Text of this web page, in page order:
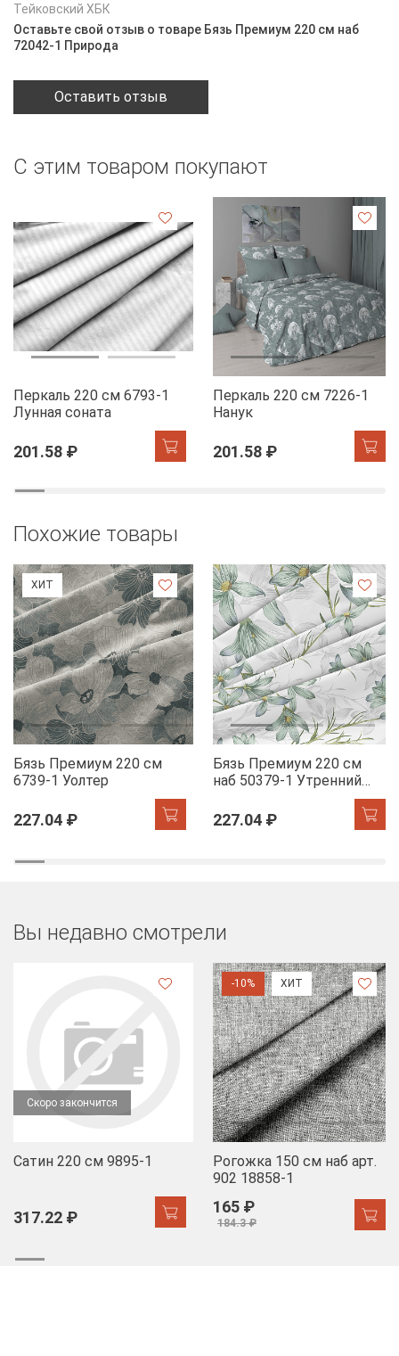
Тейковский ХБК
Оставьте свой отзыв о товаре Бязь Премиум 220 см наб
72042-1 Природа
Оставить отзыв
С этим товаром покупают
Перкаль 220 см 6793-1
Лунная соната
201.58 ₽
Перкаль 220 см 7226-1
Нанук
201.58 ₽
Похожие товары
ХИТ
Бязь Премиум 220 см
6739-1 Уолтер
227.04 ₽
Бязь Премиум 220 см
наб 50379-1 Утренний
227.04 ₽
Вы недавно смотрели
Скоро закончится
Сатин 220 см 9895-1
317.22 ₽
-10% ХИТ
Рогожка 150 см наб арт.
902 18858-1
165 ₽
184.3 ₽